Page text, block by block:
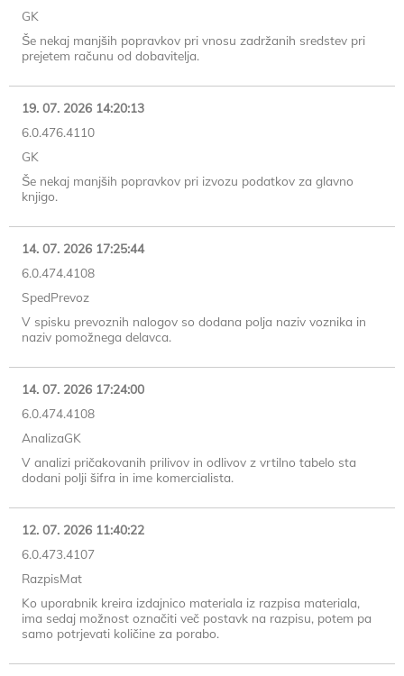
GK
Še nekaj manjših popravkov pri vnosu zadržanih sredstev pri
prejetem računu od dobavitelja.
19. 07. 2026 14:20:13
6.0.476.4110
GK
Še nekaj manjših popravkov pri izvozu podatkov za glavno
knjigo.
14. 07. 2026 17:25:44
6.0.474.4108
SpedPrevoz
V spisku prevoznih nalogov so dodana polja naziv voznika in
naziv pomožnega delavca.
14. 07. 2026 17:24:00
6.0.474.4108
AnalizaGK
V analizi pričakovanih prilivov in odlivov z vrtilno tabelo sta
dodani polji šifra in ime komercialista.
12. 07. 2026 11:40:22
6.0.473.4107
RazpisMat
Ko uporabnik kreira izdajnico materiala iz razpisa materiala,
ima sedaj možnost označiti več postavk na razpisu, potem pa
samo potrjevati količine za porabo.